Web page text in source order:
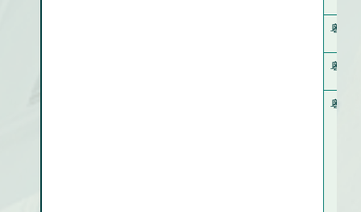
粤語
粤語
粤語